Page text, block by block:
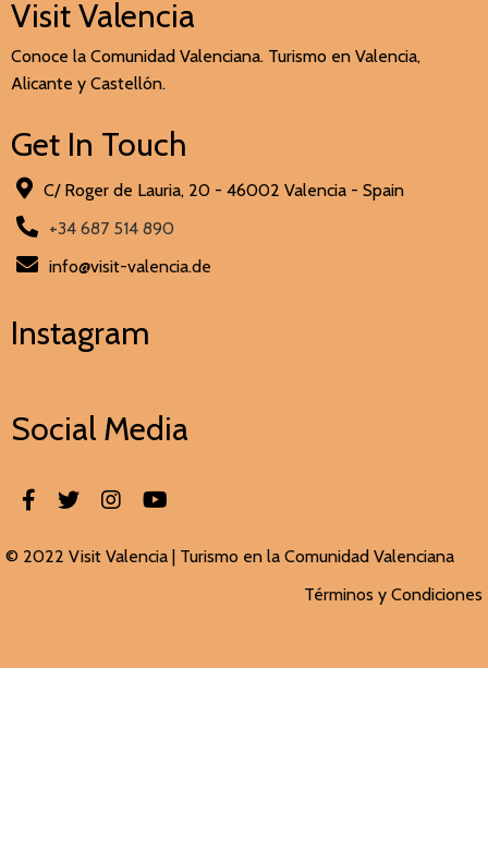
Visit Valencia
Conoce la Comunidad Valenciana. Turismo en Valencia,
Alicante y Castellón.
Get In Touch
C/ Roger de Lauria, 20 - 46002 Valencia - Spain
+34 687 514 890
info@visit-valencia.de
Instagram
Social Media
© 2022 Visit Valencia | Turismo en la Comunidad Valenciana
Términos y Condiciones